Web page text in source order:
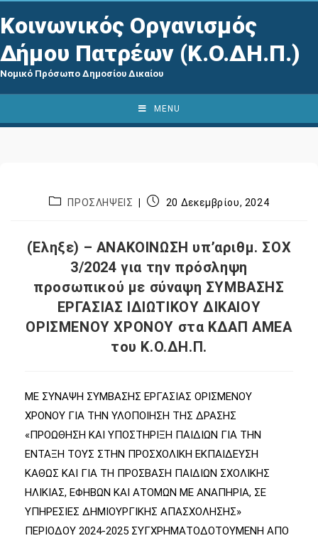
Κοινωνικός Οργανισμός
Δήμου Πατρέων (Κ.Ο.ΔΗ.Π.)
Νομικό Πρόσωπο Δημοσίου Δικαίου
MENU
ΠΡΟΣΛΗΨΕΙΣ 20 Δεκεμβρίου, 2024
(Έληξε) – ΑΝΑΚΟΙΝΩΣΗ υπ’αριθμ. ΣΟΧ
3/2024 για την πρόσληψη
προσωπικού με σύναψη ΣΥΜΒΑΣΗΣ
ΕΡΓΑΣΙΑΣ ΙΔΙΩΤΙΚΟΥ ΔΙΚΑΙΟΥ
ΟΡΙΣΜΕΝΟΥ ΧΡΟΝΟΥ στα ΚΔΑΠ ΑΜΕΑ
του Κ.Ο.ΔΗ.Π.
ΜΕ ΣΥΝΑΨΗ ΣΥΜΒΑΣΗΣ ΕΡΓΑΣΙΑΣ ΟΡΙΣΜΕΝΟΥ
ΧΡΟΝΟΥ ΓΙΑ ΤΗΝ ΥΛΟΠΟΙΗΣΗ ΤΗΣ ΔΡΑΣΗΣ
«ΠΡΟΩΘΗΣΗ ΚΑΙ ΥΠΟΣΤΗΡΙΞΗ ΠΑΙΔΙΩΝ ΓΙΑ ΤΗΝ
ΕΝΤΑΞΗ ΤΟΥΣ ΣΤΗΝ ΠΡΟΣΧΟΛΙΚΗ ΕΚΠΑΙΔΕΥΣΗ
ΚΑΘΩΣ ΚΑΙ ΓΙΑ ΤΗ ΠΡΟΣΒΑΣΗ ΠΑΙΔΙΩΝ ΣΧΟΛΙΚΗΣ
ΗΛΙΚΙΑΣ, ΕΦΗΒΩΝ ΚΑΙ ΑΤΟΜΩΝ ΜΕ ΑΝΑΠΗΡΙΑ, ΣΕ
ΥΠΗΡΕΣΙΕΣ ΔΗΜΙΟΥΡΓΙΚΗΣ ΑΠΑΣΧΟΛΗΣΗΣ»
ΠΕΡΙΟΔΟΥ 2024-2025 ΣΥΓΧΡΗΜΑΤΟΔΟΤΟΥΜΕΝΗ ΑΠΟ